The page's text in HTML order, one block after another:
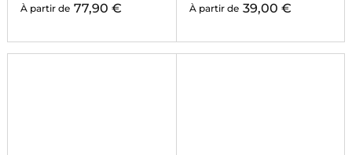
À partir de 77,90 € À partir de 39,00 €